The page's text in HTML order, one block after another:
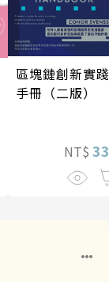
區塊鏈創新實踐
手冊（二版）
NT$